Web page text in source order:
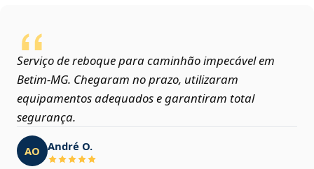
Serviço de reboque para caminhão impecável em
Betim‑MG. Chegaram no prazo, utilizaram
equipamentos adequados e garantiram total
segurança.
AO André O.